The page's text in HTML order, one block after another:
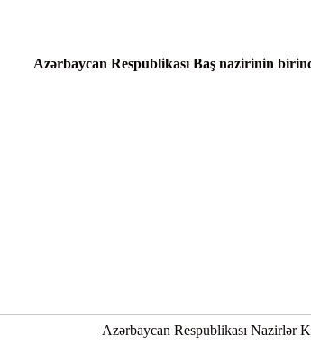
Azərbaycan Respublikası Baş nazirinin
Azərbaycan Respublikası Nazirlər